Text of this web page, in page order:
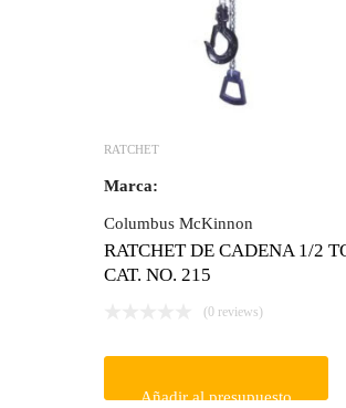
RATCHET
Marca:
Columbus McKinnon
RATCHET DE CADENA 1/2
CAT. NO. 215
(0 reviews)
Añadir al presupuesto